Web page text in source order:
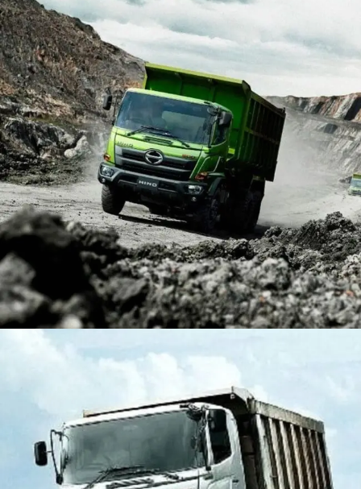
DUMP TRUCK TOOLS
HINO FM 285 JD – Euro2
Find Out More
DUMP TRUCK TOOLS